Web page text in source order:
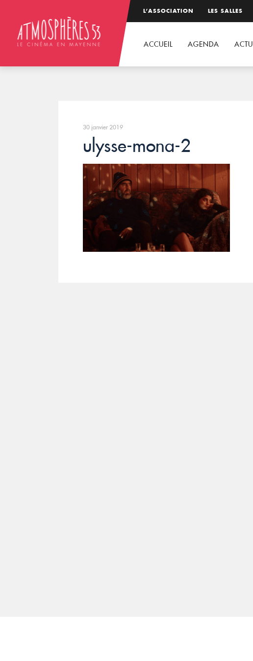
L’ASSOCIATION LES SALLES
ACCUEIL AGENDA ACTU
30 janvier 2019
ulysse-mona-2